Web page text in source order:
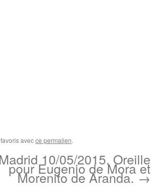
avecce permalien.
Madrid 10/05/2015. Oreille
pour Eugenio de Mora et
Morenito de Aranda.→